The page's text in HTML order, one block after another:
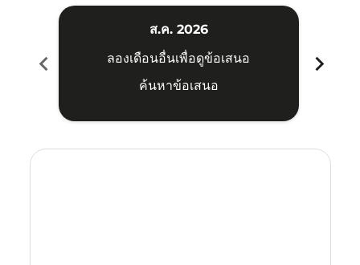
chevron_left
ส.ค. 2026
ลองเดือนอื่นเพื่อดูข้อเสนอ
ค้นหาข้อเสนอ
chevron_right